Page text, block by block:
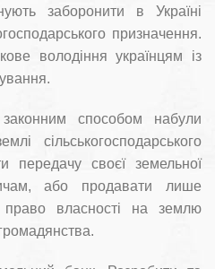
заборонити в Україні
призначення.
володіння українцям із
способом набули
сільськогосподарського
передачу своєї земельної
або продавати лише
власності на землю